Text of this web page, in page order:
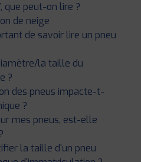
que peut-on lire ?
de neige
de savoir lire un pneu
la taille du
?
des pneus impacte-t-
?
mes pneus, est-elle
la taille d'un pneu